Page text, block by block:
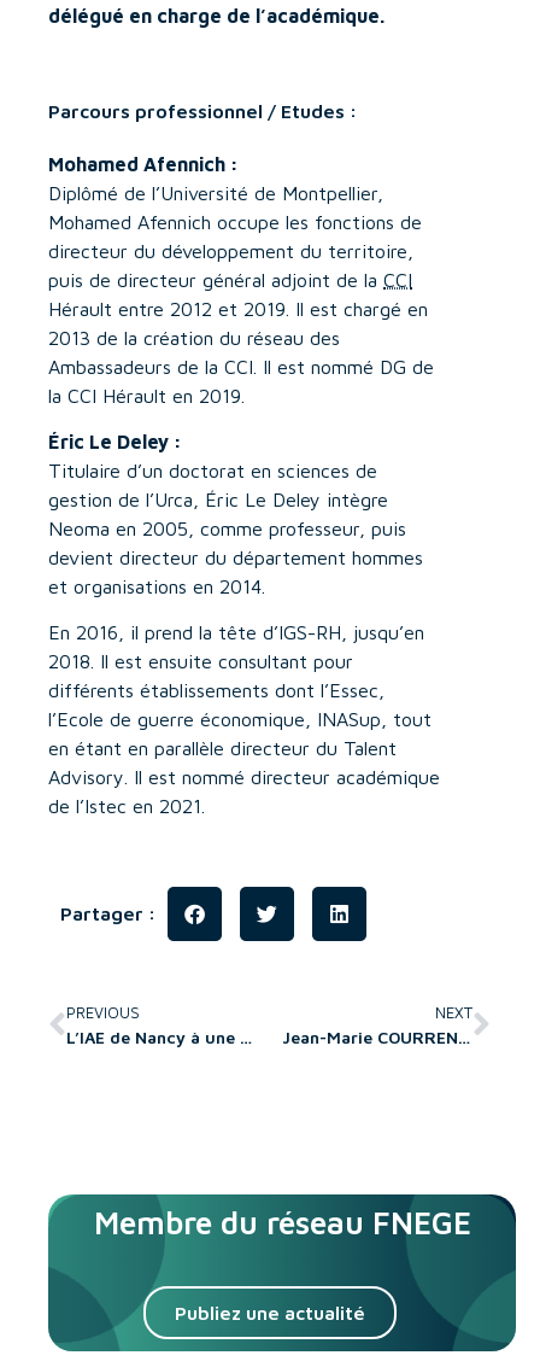
délégué en charge de l’académique.
Parcours professionnel / Etudes :
Mohamed Afennich :
Diplômé de l’Université de Montpellier,
Mohamed Afennich occupe les fonctions de
directeur du développement du territoire,
puis de directeur général adjoint de la CCI
Hérault entre 2012 et 2019. Il est chargé en
2013 de la création du réseau des
Ambassadeurs de la CCI. Il est nommé DG de
la CCI Hérault en 2019.
Éric Le Deley :
Titulaire d’un doctorat en sciences de
gestion de l’Urca, Éric Le Deley intègre
Neoma en 2005, comme professeur, puis
devient directeur du département hommes
et organisations en 2014.
En 2016, il prend la tête d’IGS-RH, jusqu’en
2018. Il est ensuite consultant pour
différents établissements dont l’Essec,
l’Ecole de guerre économique, INASup, tout
en étant en parallèle directeur du Talent
Advisory. Il est nommé directeur académique
de l’Istec en 2021.
Partager :
PREVIOUS
L’IAE de Nancy à une nouvelle équipe de direction
NEXT
Jean-Marie COURRENT est nommé président du RIODD
Membre du réseau FNEGE
Publiez une actualité